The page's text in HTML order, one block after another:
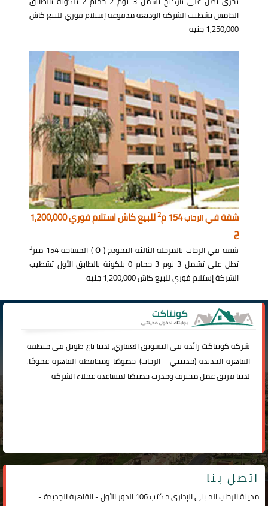
الخامس تشطيب الشركة الوديعة مدفوعة إستلام فوري للبيع كاش
1,250,000 جنيه
شقة فيالرحاب154 م 2
للبيع كاش استلام فوري 1,200,000
ج
شقة في الرحاب بالمرحلة الثالثة النموذج ( O) المساحة 154 متر 2
تطل على تشمل 3 نوم 3 حمام 0 بلكونة بالطابق الأول تشطيب
الشركة إستلام فوري للبيع كاش 1,200,000 جنيه
شركةكونتاكترائدة فى التسويق العقاري، لدينا باع طويل فى منطقة
القاهرة الجديدة (مدينتي -الرحاب) خصوصًا ومحافظة القاهرة عمومًا.
لدينا فريق عمل محترف ومدرب خصيصًا لمساعدة عملاء الشركة
اتصل بنا
مدينة الرحاب المبنى الإداري مكتب 106 الدور الأول - القاهرة الجديدة -